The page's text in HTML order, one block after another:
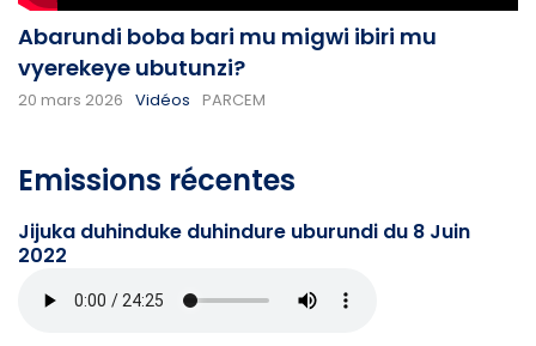
Abarundi boba bari mu migwi ibiri mu
vyerekeye ubutunzi?
20 mars 2026 Vidéos PARCEM
Emissions récentes
Jijuka duhinduke duhindure uburundi du 8 Juin
2022